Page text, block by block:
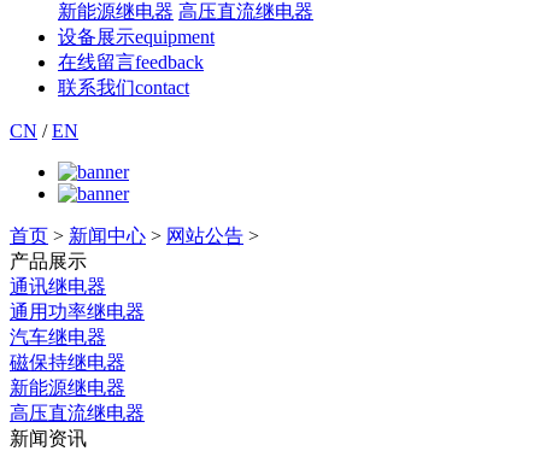
新能源继电器 高压直流继电器
设备展示equipment
在线留言feedback
联系我们contact
CN /EN
首页 > 新闻中心 > 网站公告 >
产品展示
通讯继电器
通用功率继电器
汽车继电器
磁保持继电器
新能源继电器
高压直流继电器
新闻资讯